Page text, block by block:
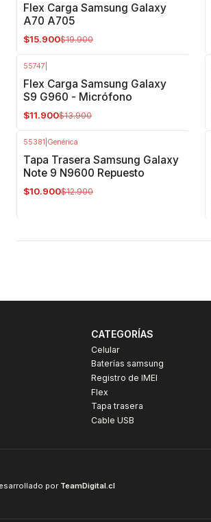
Flex Carga Samsung Galaxy
A70 A705
$15.900$19.900
55747
Flex Carga Samsung Galaxy
S9 G960 - Micrófono
$11.900$13.900
55381 Genérica
Tapa Trasera Samsung Galaxy
Note 9 N9600 Repuesto
$10.900$12.900
CATEGORÍAS
Celular
Baterías samsung
Registro de IMEI
Flex
Tapa trasera
Cable USB
por TeamDigital.cl